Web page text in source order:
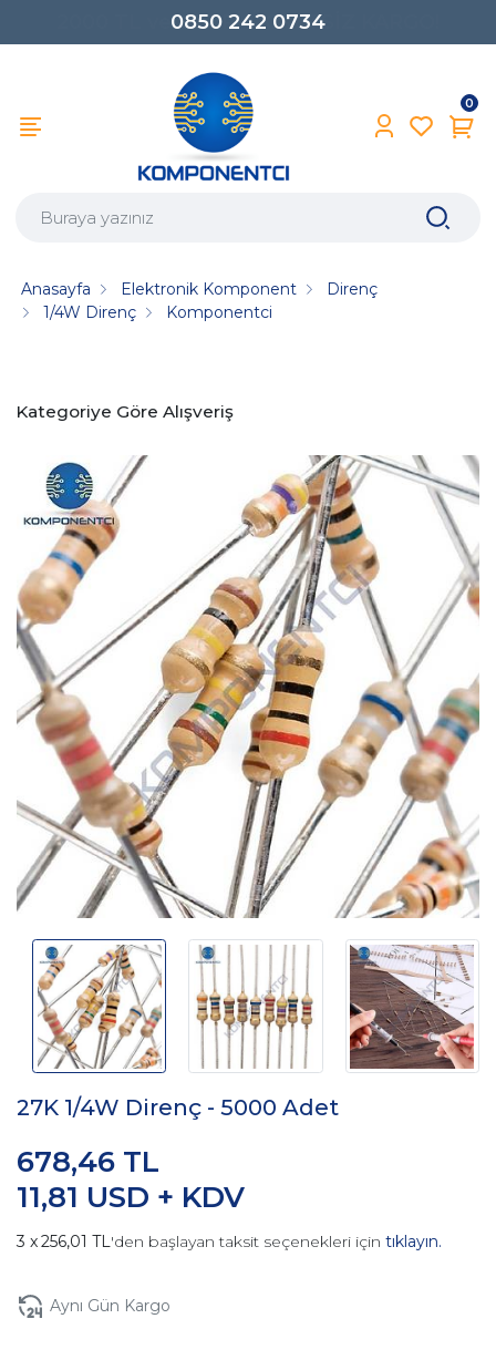
0850 242 0734
0
Anasayfa Elektronik Komponent
Direnç
1/4W Direnç
Komponentci
Kategoriye Göre Alışveriş
27K 1/4W Direnç - 5000 Adet
11,81 USD + KDV
678,46 TL
256,01 TL'den başlayan taksit seçenekleri için tıklayın.
Aynı Gün Kargo